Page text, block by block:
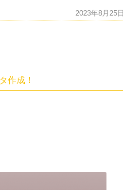
2023年8月25日
作成！